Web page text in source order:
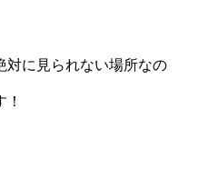
対に見られない場所なの